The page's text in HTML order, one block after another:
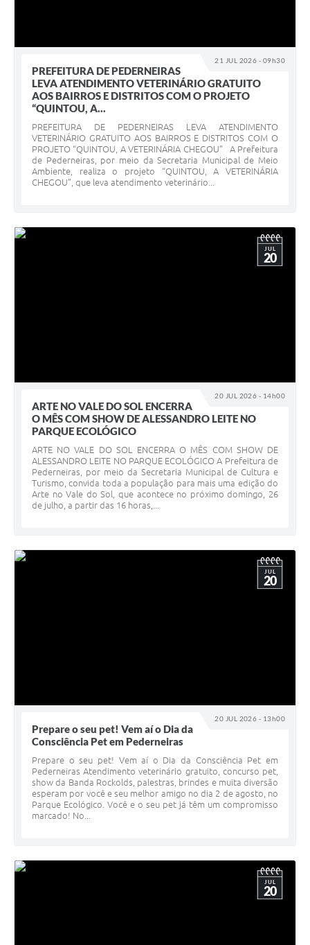
21 JUL 2026 - 09h30
PREFEITURA DE PEDERNEIRAS
LEVA ATENDIMENTO VETERINÁRIO GRATUITO
AOS BAIRROS E DISTRITOS COM O PROJETO
“QUINTOU, A...
PREFEITURA DE PEDERNEIRAS LEVA ATENDIMENTO
VETERINÁRIO GRATUITO AOS BAIRROS E DISTRITOS COM O
PROJETO “QUINTOU, A VETERINÁRIA CHEGOU” A Prefeitura
de Pederneiras, por meio da Secretaria Municipal de Meio
Ambiente, realiza o projeto “QUINTOU, A VETERINÁRIA
CHEGOU”, que leva atendimento veterinário...
20 JUL 2026 - 14h00
JUL
20
ARTE NO VALE DO SOL ENCERRA
O MÊS COM SHOW DE ALESSANDRO LEITE NO
PARQUE ECOLÓGICO
ARTE NO VALE DO SOL ENCERRA O MÊS COM SHOW DE
ALESSANDRO LEITE NO PARQUE ECOLÓGICO A Prefeitura de
Pederneiras, por meio da Secretaria Municipal de Cultura e
Turismo, convida toda a população para mais uma edição do
Arte no Vale do Sol, que acontece no próximo domingo, 26
de julho, a partir das 16 horas,...
20 JUL 2026 - 13h00
JUL
20
Prepare o seu pet! Vem aí o Dia da
Consciência Pet em Pederneiras
Prepare o seu pet! Vem aí o Dia da Consciência Pet em
Pederneiras Atendimento veterinário gratuito, concurso pet,
show da Banda Rockolds, palestras, brindes e muita diversão
esperam por você e seu melhor amigo no dia 2 de agosto, no
Parque Ecológico. Você e o seu pet já têm um compromisso
marcado! No...
JUL
20